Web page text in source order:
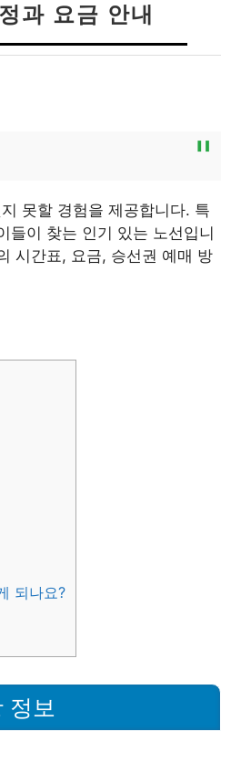
과 요금 안내
못할 경험을 제공합니다. 특
들이 찾는 인기 있는 노선입니
시간표, 요금, 승선권 예매 방
되나요?
정보